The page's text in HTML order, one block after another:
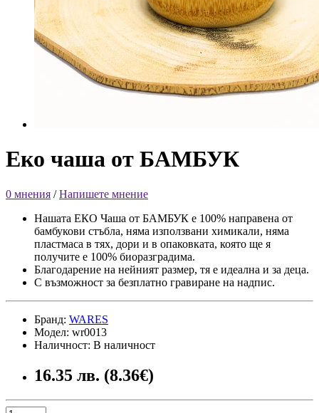
Еко чаша от БАМБУК
0 мнения /Напишете мнение
Нашата ЕКО Чаша от БАМБУК е 100% направена от
бамбукови стъбла, няма използвани химикали, няма
пластмаса в тях, дори и в опаковката, която ще я
получите е 100% биоразградима.
Благодарение на нейният размер, тя е идеална и за деца.
С възможност за безплатно гравиране на надпис.
Бранд: WARES
Модел: wr0013
Наличност: В наличност
16.35 лв. (8.36€)